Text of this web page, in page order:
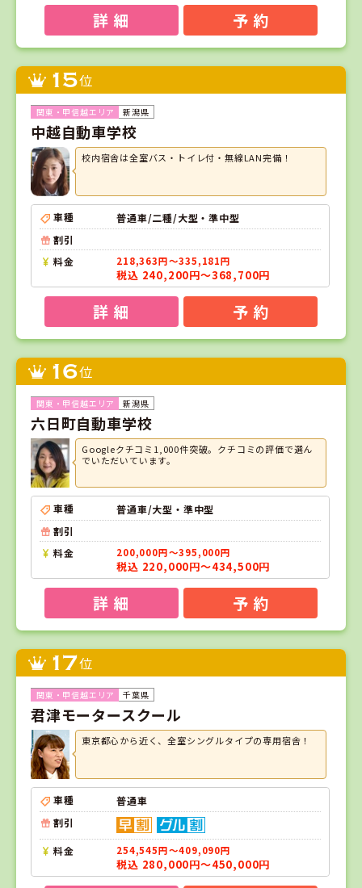
詳 細 予 約
15位
新潟県
中越自動車学校
校内宿舎は全室バス・トイレ付・無線LAN完備！
車種
普通車/二種/大型・準中型
割引
料金
218,363円～335,181円
税込 240,200円～368,700円
詳 細 予 約
16位
新潟県
六日町自動車学校
Googleクチコミ1,000件突破。クチコミの評価で選ん
でいただいています。
車種
普通車/大型・準中型
割引
料金
200,000円～395,000円
税込 220,000円～434,500円
詳 細 予 約
17位
千葉県
君津モータースクール
東京都心から近く、全室シングルタイプの専用宿舎！
車種
普通車
割引
料金 254,545円～409,090円
税込 280,000円～450,000円